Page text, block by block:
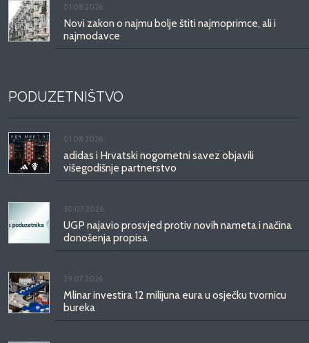
01.08.2026.
Novi zakon o najmu bolje štiti najmoprimce, ali i
najmodavce
PODUZETNIŠTVO
01.08.2026.
adidas i Hrvatski nogometni savez objavili
višegodišnje partnerstvo
30.07.2026.
UGP najavio prosvjed protiv novih nameta i načina
donošenja propisa
29.07.2026.
Mlinar investira 12 milijuna eura u osječku tvornicu
bureka